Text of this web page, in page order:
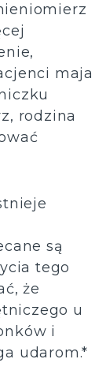
maja
rodzina
są
tego
że
u
i
udarom.*